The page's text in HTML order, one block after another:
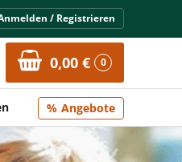
/ Registrieren
0,00 € 0
Angebote